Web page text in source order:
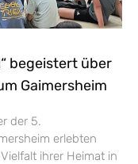
begeistert über
Gaimersheim
der 5.
erlebten
ihrer Heimat in